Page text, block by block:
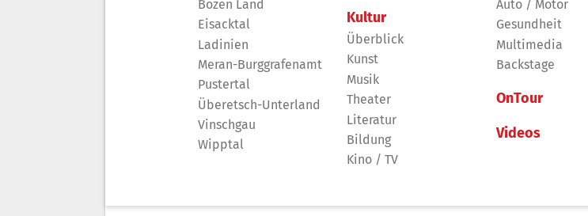
Bozen Land
Eisacktal
Ladinien
Meran-Burggrafenamt
Pustertal
Überetsch-Unterland
Vinschgau
Wipptal
Kultur
Überblick
Kunst
Musik
Theater
Literatur
Bildung
Kino / TV
Auto / Motor
Gesundheit
Multimedia
Backstage
OnTour
Videos